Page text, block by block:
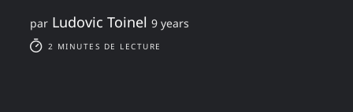
par Ludovic Toinel 9 years
2 MINUTES DE LECTURE